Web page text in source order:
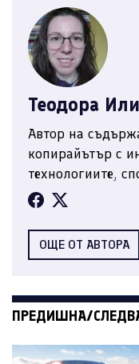
Теодора
Автор на
копирайътър с
технологиите,
ОЩЕ ОТ АВТОРА
ПРЕДИШНА/